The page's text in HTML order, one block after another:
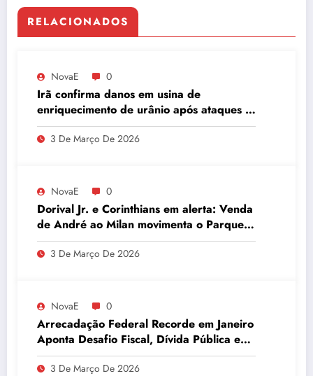
RELACIONADOS
NovaE 0
Irã confirma danos em usina de
enriquecimento de urânio após ataques e
embaixador evita detalhes sobre
quantidade de urânio enriquecido
3 De Março De 2026
NovaE 0
Dorival Jr. e Corinthians em alerta: Venda
de André ao Milan movimenta o Parque
São Jorge
3 De Março De 2026
NovaE 0
Arrecadação Federal Recorde em Janeiro
Aponta Desafio Fiscal, Dívida Pública e
Inadimplência no Agro
3 De Março De 2026